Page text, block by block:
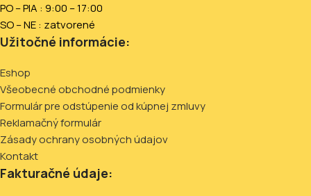
PO – PIA : 9:00 – 17:00
SO – NE : zatvorené
Užitočné informácie:
Eshop
Všeobecné obchodné podmienky
Formulár pre odstúpenie od kúpnej zmluvy
Reklamačný formulár
Zásady ochrany osobných údajov
Kontakt
Fakturačné údaje: